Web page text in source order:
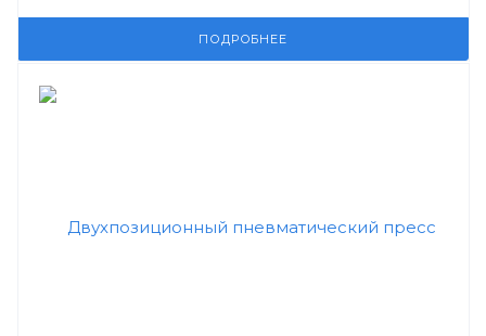
ПОДРОБНЕЕ